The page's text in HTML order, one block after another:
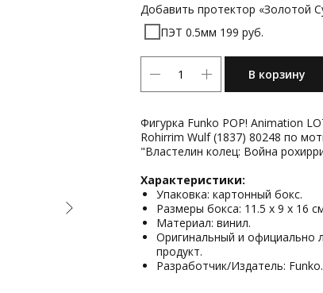
Добавить протектор «Золотой
ПЭТ 0.5мм 199 руб.
В корзину
Фигурка Funko POP! Animation
Rohirrim Wulf (1837) 80248 по
"Властелин колец: Война
Характеристики:
Упаковка: картонный бокс.
Размеры бокса: 11.5 х 9 х 16
Материал: винил.
Оригинальный и официально
продукт.
Разработчик/Издатель: Funko.